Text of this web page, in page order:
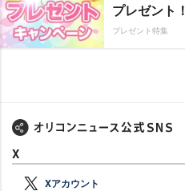
プレゼント！
プレゼント特集
X
Xアカウント